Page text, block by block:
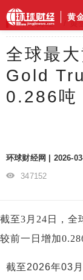
黄
环球财经 黄
全球最
Gold
0.286吨
环球财经网 | 2026-
347152
截至3月24日，
较前一日增加
截至2026年03